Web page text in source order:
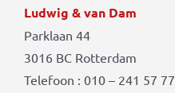
Ludwig & van Dam
Parklaan 44
3016 BC Rotterdam
Telefoon : 010 – 241 57 77